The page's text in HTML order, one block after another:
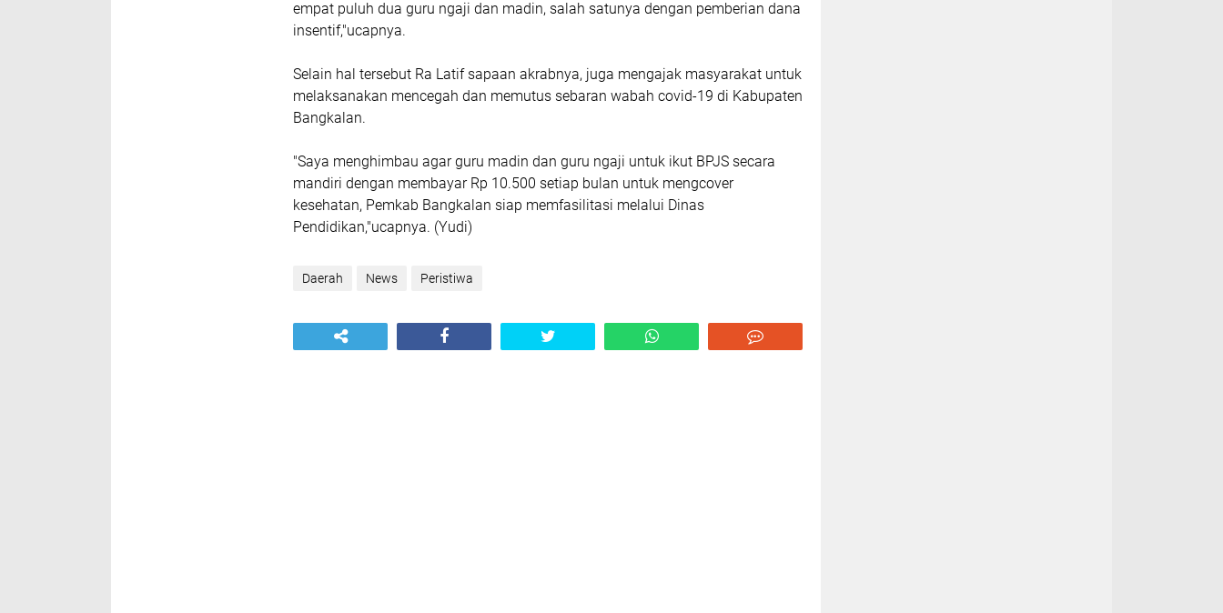
empat puluh dua guru ngaji dan madin, salah satunya dengan pemberian dana
insentif,"ucapnya.
Selain hal tersebut Ra Latif sapaan akrabnya, juga mengajak masyarakat untuk
melaksanakan mencegah dan memutus sebaran wabah covid-19 di Kabupaten
Bangkalan.
"Saya menghimbau agar guru madin dan guru ngaji untuk ikut BPJS secara
mandiri dengan membayar Rp 10.500 setiap bulan untuk mengcover
kesehatan, Pemkab Bangkalan siap memfasilitasi melalui Dinas
Pendidikan,"ucapnya. (Yudi)
Daerah News Peristiwa